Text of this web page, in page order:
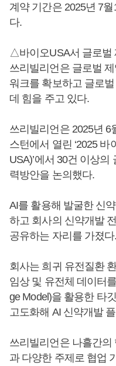
계약 기간은 2025년 7
다.
△바이오USA서 글로벌
쓰리빌리언은 글로벌
워크를 확보하고 글로
데 힘을 주고 있다.
쓰리빌리언은 2025년 6
스턴에서 열린 ‘2025
USA)’에서 30건 이상
력방안을 논의했다.
AI를 활용해 발굴한 신
하고 회사의 신약개발
공유하는 자리를 가졌다.
회사는 희귀 유전질환
임상 및 유전체 데이터
ge Model)을 활용한 타
고도화해 AI 신약개발
쓰리빌리언은 나흘간
과 다양한 주제로 협업